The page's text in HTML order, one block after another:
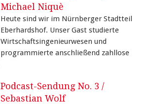
Michael Niquè
Heute sind wir im Nürnberger Stadtteil
Eberhardshof. Unser Gast studierte
Wirtschaftsingenieurwesen und
programmierte anschließend zahllose
Podcast-Sendung No. 3 /
Sebastian Wolf